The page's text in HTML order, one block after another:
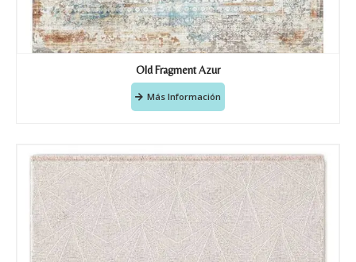
Old Fragment Azur
Más Información